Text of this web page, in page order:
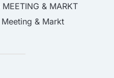
& MARKT
& Markt